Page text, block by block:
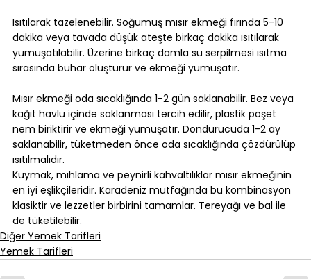
Isıtılarak tazelenebilir. Soğumuş mısır ekmeği fırında 5-10
dakika veya tavada düşük ateşte birkaç dakika ısıtılarak
yumuşatılabilir. Üzerine birkaç damla su serpilmesi ısıtma
sırasında buhar oluşturur ve ekmeği yumuşatır.
Mısır ekmeği oda sıcaklığında 1-2 gün saklanabilir. Bez veya
kağıt havlu içinde saklanması tercih edilir, plastik poşet
nem biriktirir ve ekmeği yumuşatır. Dondurucuda 1-2 ay
saklanabilir, tüketmeden önce oda sıcaklığında çözdürülüp
ısıtılmalıdır.
Kuymak, mıhlama ve peynirli kahvaltılıklar mısır ekmeğinin
en iyi eşlikçileridir. Karadeniz mutfağında bu kombinasyon
klasiktir ve lezzetler birbirini tamamlar. Tereyağı ve bal ile
de tüketilebilir.
Diğer Yemek Tarifleri
Yemek Tarifleri